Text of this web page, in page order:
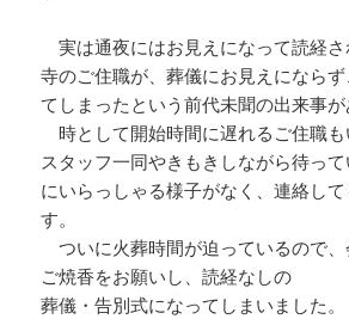
実は通夜にはお見えになって読経
寺のご住職が、葬儀にお見えになら
てしまったという前代未聞の出来事が
時として開始時間に遅れるご住職
スタッフ一同やきもきしながら待っ
にいらっしゃる様子がなく、連絡し
す。
ついに火葬時間が迫っているので
ご焼香をお願いし、読経なしの
葬儀・告別式になってしまいました。